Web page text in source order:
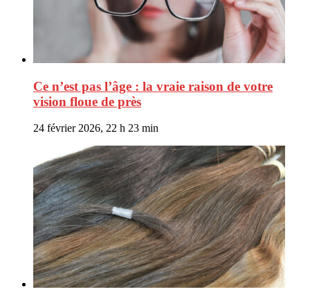
Ce n’est pas l’âge : la vraie raison de votre
vision floue de près
24 février 2026, 22 h 23 min